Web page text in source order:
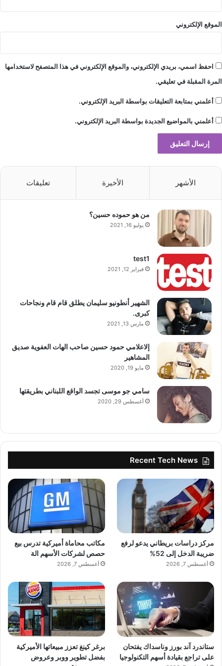
حبيبي
أسما
لمنور
الموقع الإلكتروني
احفظ اسمي، بريدي الإلكتروني، والموقع الإلكتروني في هذا المتصفح لاستخدامها
المرة المقبلة في تعليقي.
أعلمني بمتابعة التعليقات بواسطة البريد الإلكتروني.
أعلمني بالمواضيع الجديدة بواسطة البريد الإلكتروني.
الأشهر الأخيرة تعليقات
من هو حموده حسين؟
يوليو 16, 2021
test1
فبراير 12, 2021
الشهير أنطونيو سليمان يطلق قام قام ونجاحات
كبرى.
مارس 13, 2021
إلاعلامي حمود حسين صاحب الهات العفوية صديق
المشاهير
مايو 19, 2020
سامي جو موسى تجسد الواقع اللبناني بطريقتها
أغسطس 29, 2020
Recent Tech News
مركز دراسات بريطاني يدعو لرفع
ضريبة الدخل إلى 52%
أغسطس 7, 2026
مكاتب محاماة أميركية تدرس بيع
حصص لشركات الأسهم الة
أغسطس 7, 2026
ستاندرد آند بورز وناسداك يفتحان
على تراجع بقيادة أسهم التكنولوجيا
برغر كينغ تعزز مبيعاتها الأميركية
بفضل تطوير ووبر وعروض